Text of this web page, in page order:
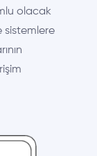
olacak
sistemlere